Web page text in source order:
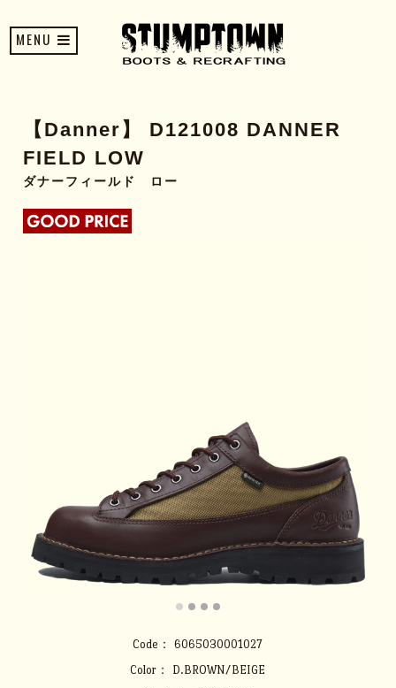
MENU
【Danner】 D121008 DANNER
FIELD LOW
ダナーフィールド ロー
Code：
6065030001027
Color：
D.BROWN/BEIGE